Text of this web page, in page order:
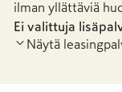
ilman yllättäviä
Ei valittuja
Näytä